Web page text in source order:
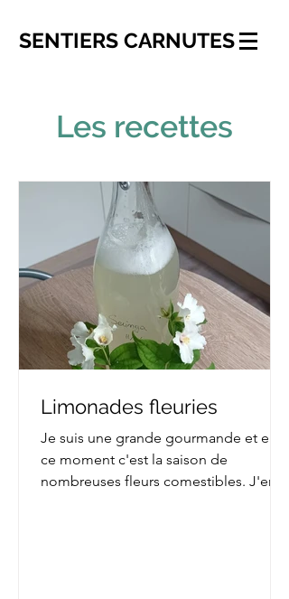
SENTIERS CARNUTES
Les recettes
Limonades fleuries
Je suis une grande gourmande et en
ce moment c'est la saison de
nombreuses fleurs comestibles. J'en